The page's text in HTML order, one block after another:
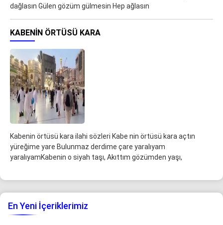
dağlasın Gülen gözüm gülmesin Hep ağlasın
KABENIN ÖRTÜSÜ KARA
Kabenin örtüsü kara ilahi sözleri Kabe nin örtüsü kara açtın
yüreğime yare Bulunmaz derdime çare yaralıyam
yaralıyamKabenin o siyah taşı, Akıttım gözümden yaşı,
En Yeni İçeriklerimiz